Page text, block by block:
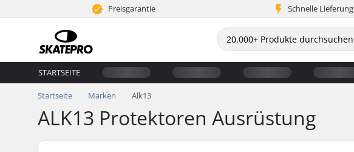
Preisgarantie Schnelle Lieferung
STARTSEITE
Startseite Marken Alk13
ALK13 Protektoren Ausrüstung